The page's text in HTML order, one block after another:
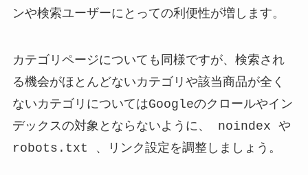
ンや検索ユーザーにとっての利便性が増します。
カテゴリページについても同様ですが、検索され
る機会がほとんどないカテゴリや該当商品が全く
ないカテゴリについてはGoogleのクロールやイン
デックスの対象とならないように、 noindex や
robots.txt 、リンク設定を調整しましょう。